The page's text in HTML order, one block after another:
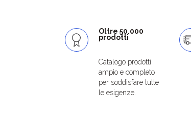
Oltre 50.000
prodotti
Catalogo prodotti
ampio e completo
per soddisfare tutte
le esigenze.